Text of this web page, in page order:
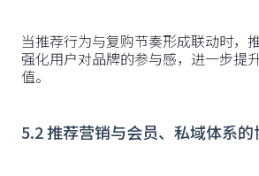
当推荐行为与复购节奏形成联动时，
强化用户对品牌的参与感，进一步提
值。
5.2 推荐营销与会员、私域体系的